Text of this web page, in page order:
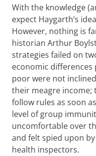
With the knowledge
expect Haygarth’s
However, nothing is
historian Arthur
strategies failed on
economic
poor were not
their meagre
follow rules as soon
level of group
uncomfortable over
and felt spied upon
health inspectors.